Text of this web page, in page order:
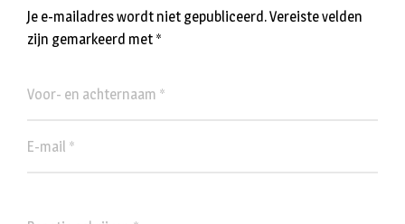
Je e-mailadres wordt niet gepubliceerd.Vereiste velden
zijn gemarkeerd met *